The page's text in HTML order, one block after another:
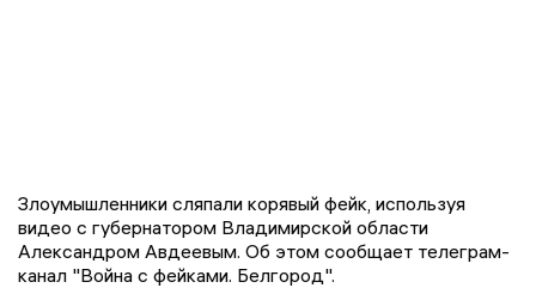
Злоумышленники сляпали корявый фейк, используя
видео с губернатором Владимирской области
Александром Авдеевым. Об этом сообщает телеграм-
канал "Война с фейками. Белгород".